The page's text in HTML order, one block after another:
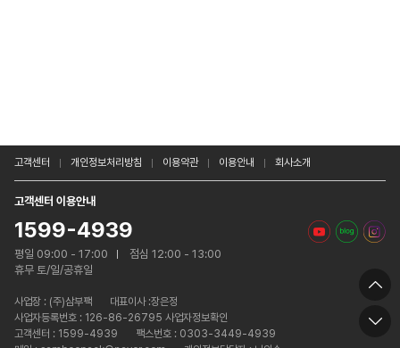
고객센터 개인정보처리방침 이용약관 이용안내 회사소개
고객센터 이용안내
1599-4939
평일 09:00 - 17:00
점심 12:00 - 13:00
휴무 토/일/공휴일
사업장 : (주)삼부팩
대표이사 :장은정
사업자등록번호 : 126-86-26795 사업자정보확인
고객센터 : 1599-4939
팩스번호 : 0303-3449-4939